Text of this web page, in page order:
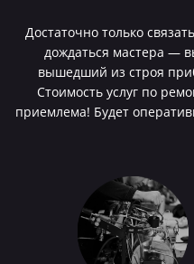
Достаточно только
дождаться мастера —
вышедший из строя
Стоимость услуг по
приемлема! Будет